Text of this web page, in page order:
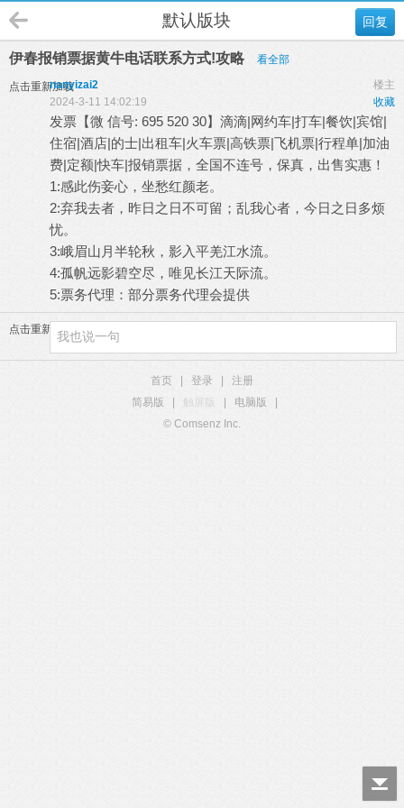
回复
默认版块
伊春报销票据黄牛电话联系方式!攻略 看全部
点击重新加载 楼主
nanyizai2
收藏
2024-3-11 14:02:19
发票【微 信号: 695 520 30】滴滴|网约车|打车|餐饮|宾馆|
住宿|酒店|的士|出租车|火车票|高铁票|飞机票|行程单|加油
费|定额|快车|报销票据，全国不连号，保真，出售实惠！
1:感此伤妾心，坐愁红颜老。
2:弃我去者，昨日之日不可留；乱我心者，今日之日多烦
忧。
3:峨眉山月半轮秋，影入平羌江水流。
4:孤帆远影碧空尽，唯见长江天际流。
5:票务代理：部分票务代理会提供
点击重新加载
首页 登录
注册
简易版
触屏版 电脑版
© Comsenz Inc.